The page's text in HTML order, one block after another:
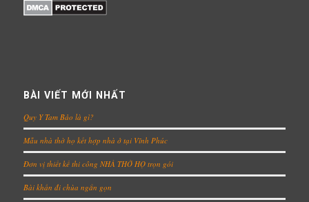
BÀI VIẾT MỚI NHẤT
Quy Y Tam Bảo là gì?
Mẫu nhà thờ họ kết hợp nhà ở tại Vĩnh Phúc
Đơn vị thiết kế thi công NHÀ THỜ HỌ trọn gói
Bài khấn đi chùa ngắn gọn